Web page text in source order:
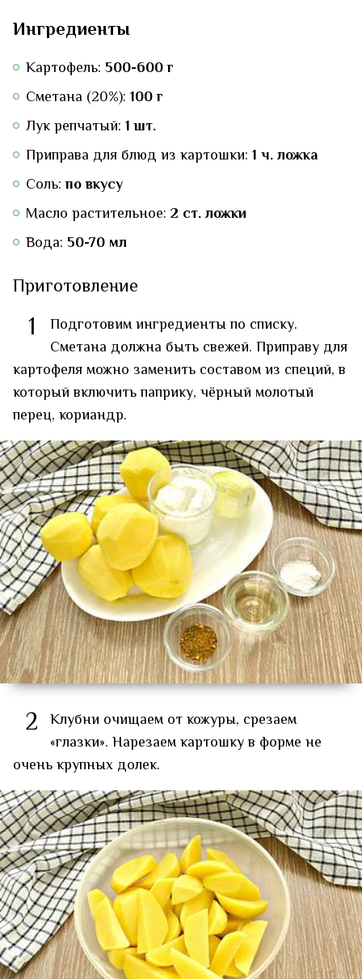
Ингредиенты
Картофель: 500-600 г
Сметана (20%): 100 г
Лук репчатый: 1 шт.
Приправа для блюд из картошки: 1 ч. ложка
Соль:по вкусу
Масло растительное: 2 ст. ложки
Вода: 50-70 мл
Приготовление
1
Подготовим ингредиенты по списку.
Сметана должна быть свежей. Приправу для
картофеля можно заменить составом из специй, в
который включить паприку, чёрный молотый
перец, кориандр.
2 Клубни очищаем от кожуры, срезаем
«глазки». Нарезаем картошку в форме не
очень крупных долек.